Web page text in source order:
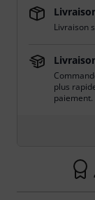
Livraison
plus
paiement.